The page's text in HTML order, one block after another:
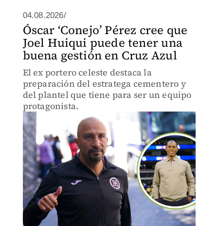
04.08.2026/
Óscar ‘Conejo’ Pérez cree que
Joel Huiqui puede tener una
buena gestión en Cruz Azul
El ex portero celeste destaca la
preparación del estratega cementero y
del plantel que tiene para ser un equipo
protagonista.